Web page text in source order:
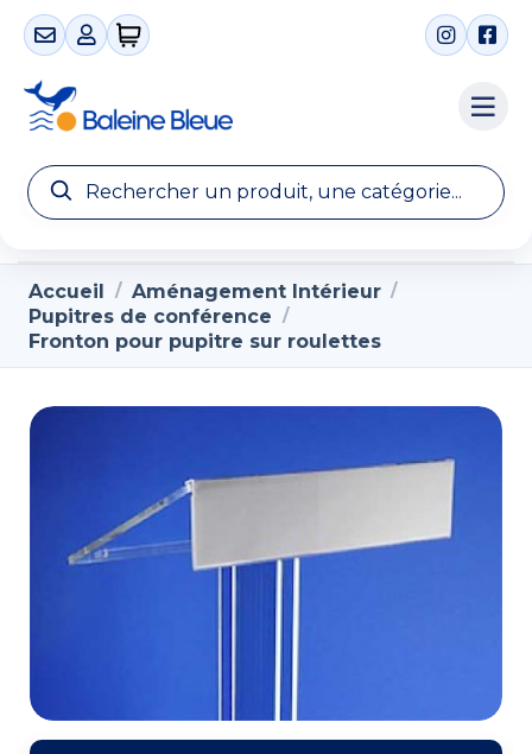
0 articles
Accueil / Aménagement Intérieur /
Pupitres de conférence /
Fronton pour pupitre sur roulettes